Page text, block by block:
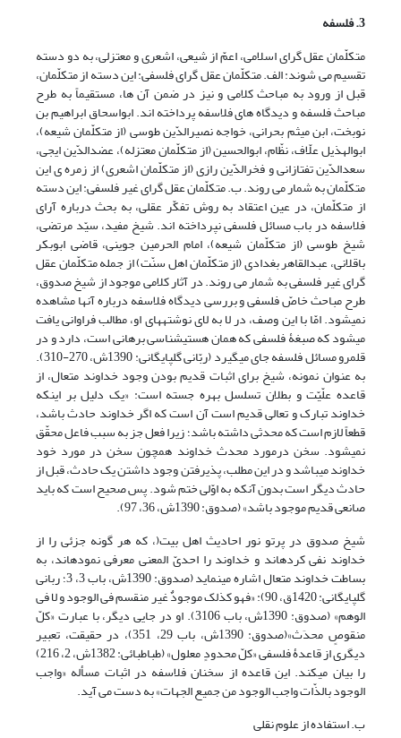
3. فلسفه
متکلّمان عقل گرای اسلامی، اعمّ از شیعی، اشعری و معتزلی، به دو دسته
تقسیم می شوند: الف. متکلّمان عقل گرای فلسفی: این دسته از متکلّمان،
قبل از ورود به مباحث کلامی و نیز در ضمن آن ها، مستقیماً به طرح
مباحث فلسفه و دیدگاه های فلاسفه پرداخته اند. ابواسحاق ابراهیم بن
نوبخت، ابن میثم بحرانی، خواجه نصیرالدّین طوسی (از متکلّمان شیعه)،
ابوالهذیل علّاف، نظّام، ابوالحسین (از متکلّمان معتزله)، عضدالدّین ایجی،
سعدالدّین تفتازانی و فخرالدّین رازی (از متکلّمان اشعری) از زمره ی این
متکلّمان به شمار می روند. ب. متکلّمان عقل گرای غیر فلسفی: این دسته
از متکلّمان، در عین اعتقاد به روش تفکّر عقلی، به بحث درباره آرای
فلاسفه در باب مسائل فلسفی نپرداخته اند. شیخ مفید، سیّد مرتضی،
شیخ طوسی (از متکلّمان شیعه)، امام الحرمین جوینی، قاضی ابوبکر
باقلانی، عبدالقاهر بغدادی (از متکلّمان اهل سنّت) از جمله متکلّمان عقل
گرای غیر فلسفی به شمار می روند. در آثار کلامی موجود از شیخ صدوق،
طرح مباحث خاصّ فلسفی و بررسی دیدگاه فلاسفه درباره آن‏ها مشاهده
نمی‎شود. امّا با این وصف، در لا به لای نوشته‏های او، مطالب فراوانی یافت
می‎شود که صبغۀ فلسفی که همان هستی‏شناسی برهانی است، دارد و در
قلمرو مسائل فلسفه جای می‏گیرد (ربّانی گلپایگانی: 1390ش، 270-310).
به عنوان نمونه، شیخ برای اثبات قدیم بودن وجود خداوند متعال، از
قاعده علّیّت و بطلان تسلسل بهره جسته است: «یک دلیل بر این‏که
خداوند تبارک و تعالی قدیم است آن است که اگر خداوند حادث باشد،
قطعاً لازم است که محدثی داشته باشد؛ زیرا فعل جز به سبب فاعل محقّق
نمی‏شود. سخن درمورد محدث خداوند همچون سخن در مورد خود
خداوند می‏باشد و در این مطلب، پذیرفتن وجود داشتن یک حادث، قبل از
حادث دیگر است بدون آن‏که به اوّلی ختم شود. پس صحیح است که باید
صانعی قدیم موجود باشد» (صدوق: 1390ش، 36، 97).
شیخ صدوق در پرتو نور احادیث اهل بیت(، که هر گونه جزئی را از
خداوند نفی کرده‎اند و خداوند را احدیّ المعنی معرفی نموده‎اند، به
بساطت خداوند متعال اشاره می‎نماید (صدوق: 1390ش، باب 3، 3؛ ربانی
گلپایگانی: 1420ق، 90): «فهو کذلک موجودٌ غیر منقسم فی الوجود و لا فی
الوهم» (صدوق: 1390ش، باب 3106). او در جایی دیگر، با عبارت «کلّ
منقوصٍ محدَث»(صدوق: 1390ش، باب 29، 351)، در حقیقت، تعبیر
دیگری از قاعدۀ فلسفی «کلّ محدودٍ معلول» (طباطبائی: 1382ش، 2، 216)
را بیان می‎کند. این قاعده از سخنان فلاسفه در اثبات مسأله «واجب
الوجود بالذّات واجب الوجود من جمیع الجهات» به دست می آید.
ب. استفاده از علوم نقلی